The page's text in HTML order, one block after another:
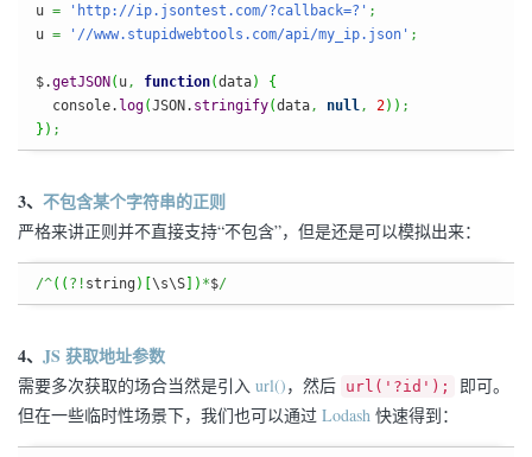
u = 'http://ip.jsontest.com/?callback=?' ;
u = '//www.stupidwebtools.com/api/my_ip.json' ;
$.getJSON( u , function(data)
{
  console.
log(JSON. stringify(data , null , 2) ) ;
} ) ;
3、 不包含某个字符串的正则
严格来讲正则并不直接支持“不包含”，但是还是可以模拟出来：
/^( ( ?! string ) [\s\S] ) *$/
4、 JS 获取地址参数
需要多次获取的场合当然是引入 url()，然后 url('?id');
即可。
但在一些临时性场景下，我们也可以通过 Lodash 快速得到：